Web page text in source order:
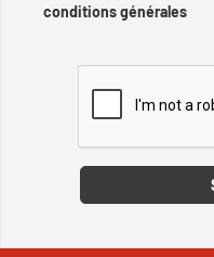
conditions générales